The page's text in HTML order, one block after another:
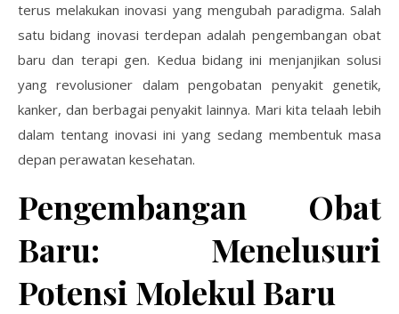
terus melakukan inovasi yang mengubah paradigma. Salah
satu bidang inovasi terdepan adalah pengembangan obat
baru dan terapi gen. Kedua bidang ini menjanjikan solusi
yang revolusioner dalam pengobatan penyakit genetik,
kanker, dan berbagai penyakit lainnya. Mari kita telaah lebih
dalam tentang inovasi ini yang sedang membentuk masa
depan perawatan kesehatan.
Pengembangan Obat
Baru: Menelusuri
Potensi Molekul Baru